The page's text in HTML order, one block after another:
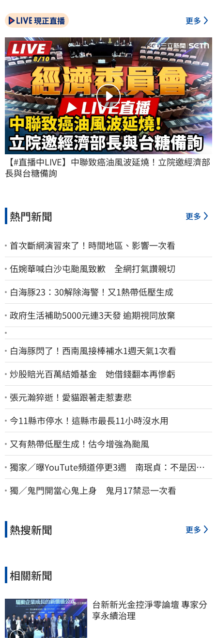
現正直播 更多
【#直播中LIVE】中聯致癌油風波延燒！立院邀經濟部
長與台糖備詢
熱門新聞 更多
首次斷網演習來了！時間地區、影響一次看
伍婉華喊白沙屯颱風致歉 全網打氣讚親切
白海豚23：30解除海警！又1熱帶低壓生成
政府生活補助5000元連3天發 逾期視同放棄
白海豚閃了！西南風接棒補水1週天氣1次看
炒股賠光百萬結婚基金 她借錢翻本再慘虧
張元瀚猝逝！愛貓跟著走惹妻悲
今11縣市停水！這縣市最長11小時沒水用
又有熱帶低壓生成！估今增強為颱風
獨家／曝YouTute頻道停更3週 南珉貞：不是因為
錢！粉絲這句讓她不放棄
獨／鬼門開當心鬼上身 鬼月17禁忌一次看
熱搜新聞 更多
相關新聞
台新新光金控淨零論壇 專家分
享永續治理